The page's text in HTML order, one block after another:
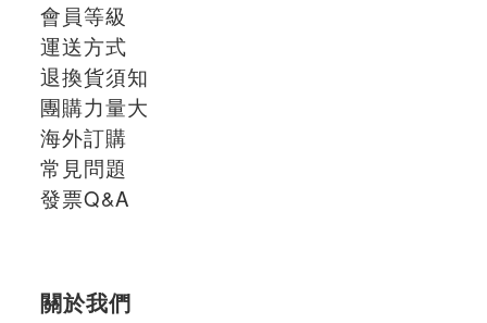
會員等級
運送方式
退換貨須知
團購力量大
海外訂購
常見問題
發票Q&A
關於我們